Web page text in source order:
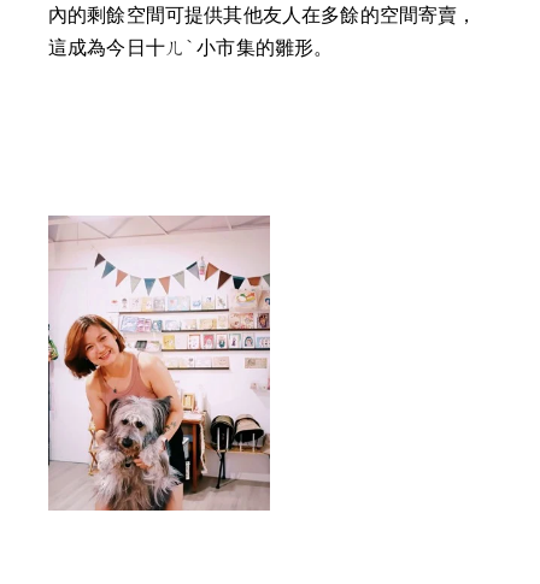
內的剩餘空間可提供其他友人在多餘的空間寄賣，
這成為今日十ㄦˋ小市集的雛形。